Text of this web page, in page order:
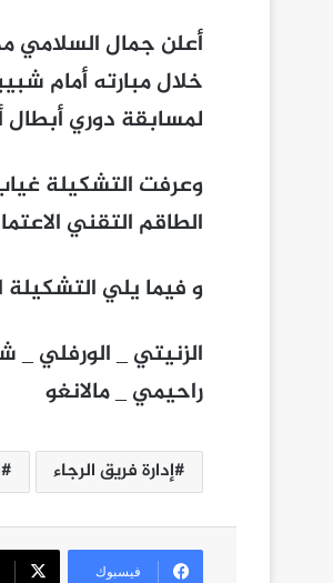
أعلن جمال السلامي
خلال مبارته أمام
لمسابقة دوري أبطال
وعرفت التشكيلة
الطاقم التقني
و فيما يلي التشكيلة
الزنيتي _ الورفلي
راحيمي _ مالانغو
إدارة فريق الرجاء
فيسبوك